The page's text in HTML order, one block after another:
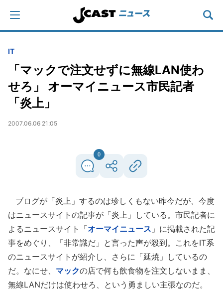
IT
「マックで注文せずに無線LAN使わ
せろ」 オーマイニュース市民記者
「炎上」
2007.06.06 21:05
0
ブログが「炎上」するのは珍しくもない昨今だが、今度
はニュースサイトの記事が「炎上」している。市民記者に
よるニュースサイト「オーマイニュース 」に掲載された記
事をめぐり、「非常識だ」と言った声が殺到。これをIT系
のニュースサイトが紹介し、さらに「延焼」しているの
だ。なにせ、 マックの店で何も飲食物を注文しないまま、
無線LANだけは使わせろ、という勇ましい主張なのだ。